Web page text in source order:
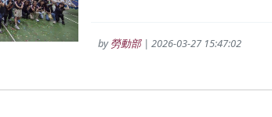
by勞動部| 2026-03-27 15:47:02